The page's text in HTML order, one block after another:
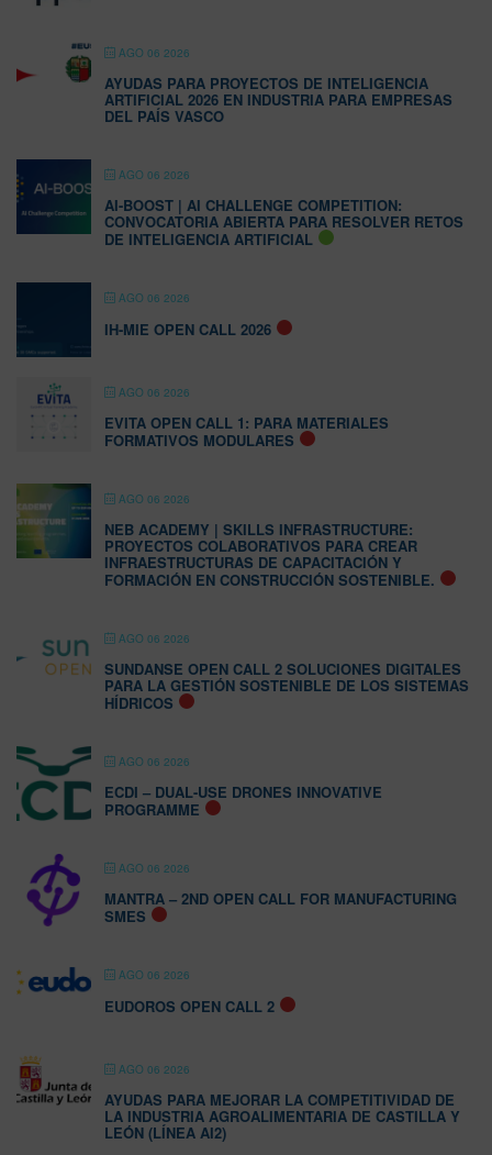
AGO 06 2026
AYUDAS PARA PROYECTOS DE INTELIGENCIA
ARTIFICIAL 2026 EN INDUSTRIA PARA EMPRESAS
DEL PAÍS VASCO
AGO 06 2026
AI-BOOST | AI CHALLENGE COMPETITION:
CONVOCATORIA ABIERTA PARA RESOLVER RETOS
DE INTELIGENCIA ARTIFICIAL
AGO 06 2026
IH-MIE OPEN CALL 2026
AGO 06 2026
EVITA OPEN CALL 1: PARA MATERIALES
FORMATIVOS MODULARES
AGO 06 2026
NEB ACADEMY | SKILLS INFRASTRUCTURE:
PROYECTOS COLABORATIVOS PARA CREAR
INFRAESTRUCTURAS DE CAPACITACIÓN Y
FORMACIÓN EN CONSTRUCCIÓN SOSTENIBLE.
AGO 06 2026
SUNDANSE OPEN CALL 2 SOLUCIONES DIGITALES
PARA LA GESTIÓN SOSTENIBLE DE LOS SISTEMAS
HÍDRICOS
AGO 06 2026
ECDI – DUAL-USE DRONES INNOVATIVE
PROGRAMME
AGO 06 2026
MANTRA – 2ND OPEN CALL FOR MANUFACTURING
SMES
AGO 06 2026
EUDOROS OPEN CALL 2
AGO 06 2026
AYUDAS PARA MEJORAR LA COMPETITIVIDAD DE
LA INDUSTRIA AGROALIMENTARIA DE CASTILLA Y
LEÓN (LÍNEA AI2)